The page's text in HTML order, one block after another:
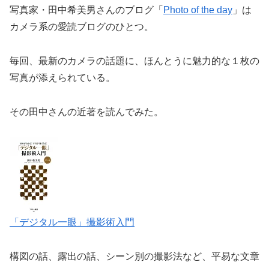
写真家・田中希美男さんのブログ「 Photo of the day 」は
カメラ系の愛読ブログのひとつ。
毎回、最新のカメラの話題に、ほんとうに魅力的な１枚の
写真が添えられている。
その田中さんの近著を読んでみた。
「デジタル一眼」撮影術入門
構図の話、露出の話、シーン別の撮影法など、平易な文章